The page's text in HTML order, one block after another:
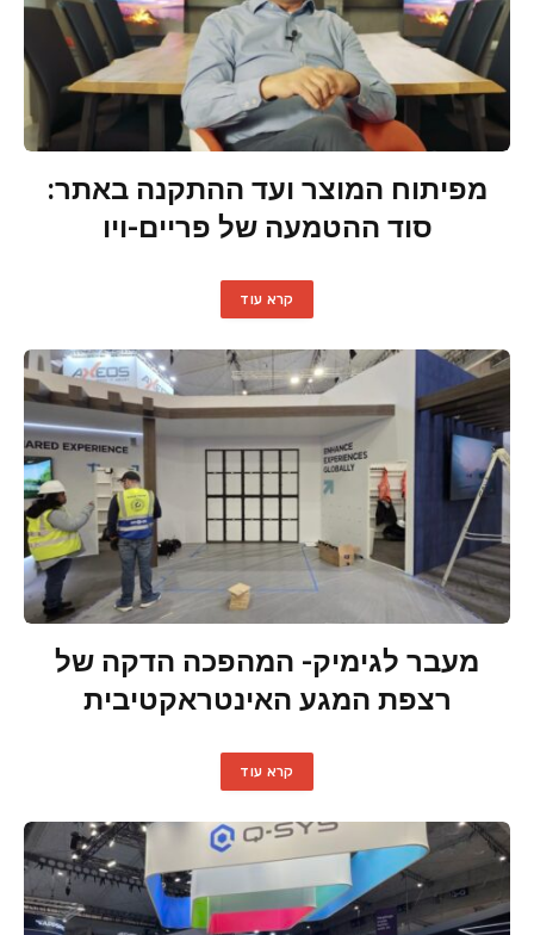
מפיתוח המוצר ועד ההתקנה באתר:
סוד ההטמעה של פריים-ויו
קרא עוד
מעבר לגימיק- המהפכה הדקה של
רצפת המגע האינטראקטיבית
קרא עוד